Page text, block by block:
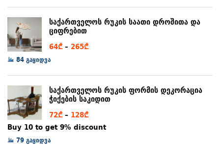
through
97₾
საქართველოს რუკის საათი დროშითა და
ციფრებით
64₾ – 265₾Price
through
265₾
84 გაყიდვა
საქართველოს რუკის ფორმის დეკორაცია
ჭიქების საკიდით
72₾ – 128₾Price
range:
Buy 10 to get 9% discount
79 გაყიდვა